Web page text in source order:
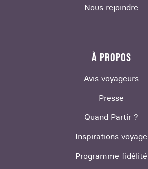
Nous rejoindre
À PROPOS
Avis voyageurs
Presse
Quand Partir ?
Inspirations voyage
Programme fidélité